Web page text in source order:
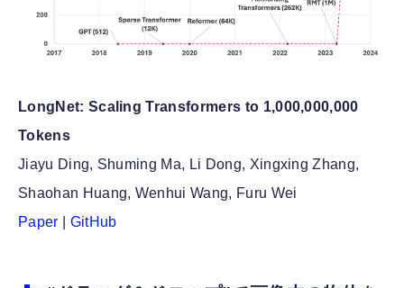
LongNet: Scaling Transformers to 1,000,000,000
Tokens
Jiayu Ding, Shuming Ma, Li Dong, Xingxing Zhang,
Shaohan Huang, Wenhui Wang, Furu Wei
Paper
GitHub